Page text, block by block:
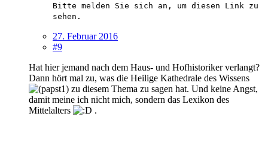
Bitte melden Sie sich an, um diesen Link zu
sehen.
27. Februar 2016
#9
Hat hier jemand nach dem Haus- und Hofhistoriker verlangt?
Dann hört mal zu, was die Heilige Kathedrale des Wissens
zu diesem Thema zu sagen hat. Und keine Angst,
damit meine ich nicht mich, sondern das Lexikon des
Mittelalters
.